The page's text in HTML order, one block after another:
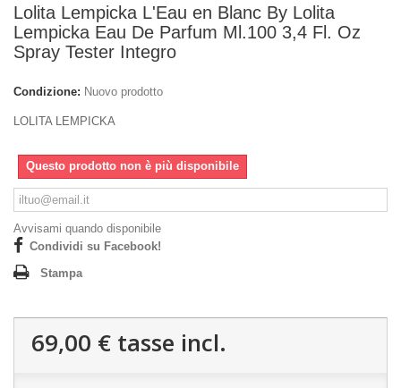
Lolita Lempicka L'Eau en Blanc By Lolita
Lempicka Eau De Parfum Ml.100 3,4 Fl. Oz
Spray Tester Integro
Condizione: Nuovo prodotto
LOLITA LEMPICKA
Questo prodotto non è più disponibile
Avvisami quando disponibile
Condividi su Facebook!
Stampa
69,00 € tasse incl.